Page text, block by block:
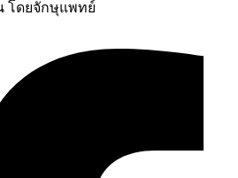
โดยจักษุแพทย์